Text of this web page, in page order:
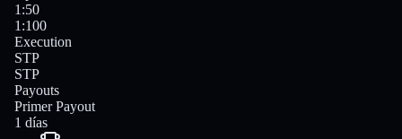
1:50
1:100
Execution
STP
STP
Payouts
Primer Payout
1 días